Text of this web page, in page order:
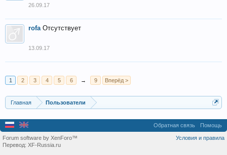
26.09.17
rofa Отсутствует
13.09.17
1 2 3 4 5 6 → 9 Вперёд >
Главная Пользователи
Обратная связь Помощь
Условия и правила
Forum software by XenForo™
Перевод: XF-Russia.ru